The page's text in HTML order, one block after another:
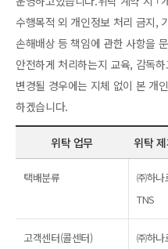
수행목적 외 개인정보 처리 금지,
손해배상 등 책임에 관한 사항을
안전하게 처리하는지 교육, 감독
변경될 경우에는 지체 없이 본 개
하겠습니다.
위탁 업무 위탁
택배분류
㈜하나
TNS
고객센터(콜센터)
㈜하나